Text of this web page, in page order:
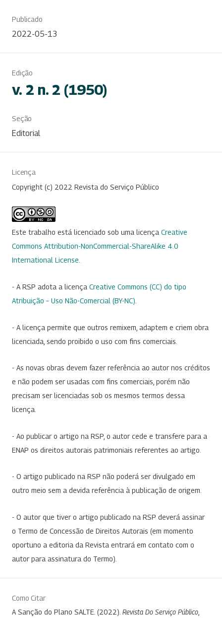
Publicado
2022-05-13
Edição
v. 2 n. 2 (1950)
Seção
Editorial
Licença
Copyright (c) 2022 Revista do Serviço Público
Este trabalho está licenciado sob uma licença Creative
Commons Attribution-NonCommercial-ShareAlike 4.0
International License.
- A RSP adota a licença Creative Commons (CC) do tipo
Atribuição – Uso Não-Comercial (BY-NC)
- A licença permite que outros remixem, adaptem e criem obra
licenciada, sendo proibido o uso com fins comerciais.
- As novas obras devem fazer referência ao autor nos créditos
e não podem ser usadas com fins comerciais, porém não
precisam ser licenciadas sob os mesmos termos dessa
licença.
- Ao publicar o artigo na RSP, o autor cede e transfere para a
ENAP os direitos autorais patrimoniais referentes ao artigo.
- O artigo publicado na RSP não poderá ser divulgado em
outro meio sem a devida referência à publicação de origem.
- O autor que tiver o artigo publicado na RSP deverá assinar
o Termo de Concessão de Direitos Autorais (em momento
oportuno a editoria da Revista entrará em contato com o
autor para assinatura do Termo).
Como Citar
A Sanção do Plano SALTE. (2022). Revista Do Serviço Público